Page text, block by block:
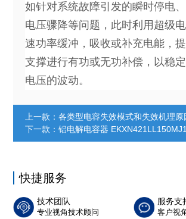
如针对系统故障引发的瞬时停电、
电压骤降等问题，此时利用超级
速功率缓冲，吸收或补充电能，
支撑进行有功或无功补偿，以稳
电压的波动。
上一款：各类型电容失效模式和失效机理原
下一款：铝电解电容器
快捷服务
技术团队
专业视角技术顾问
服务支
客户视